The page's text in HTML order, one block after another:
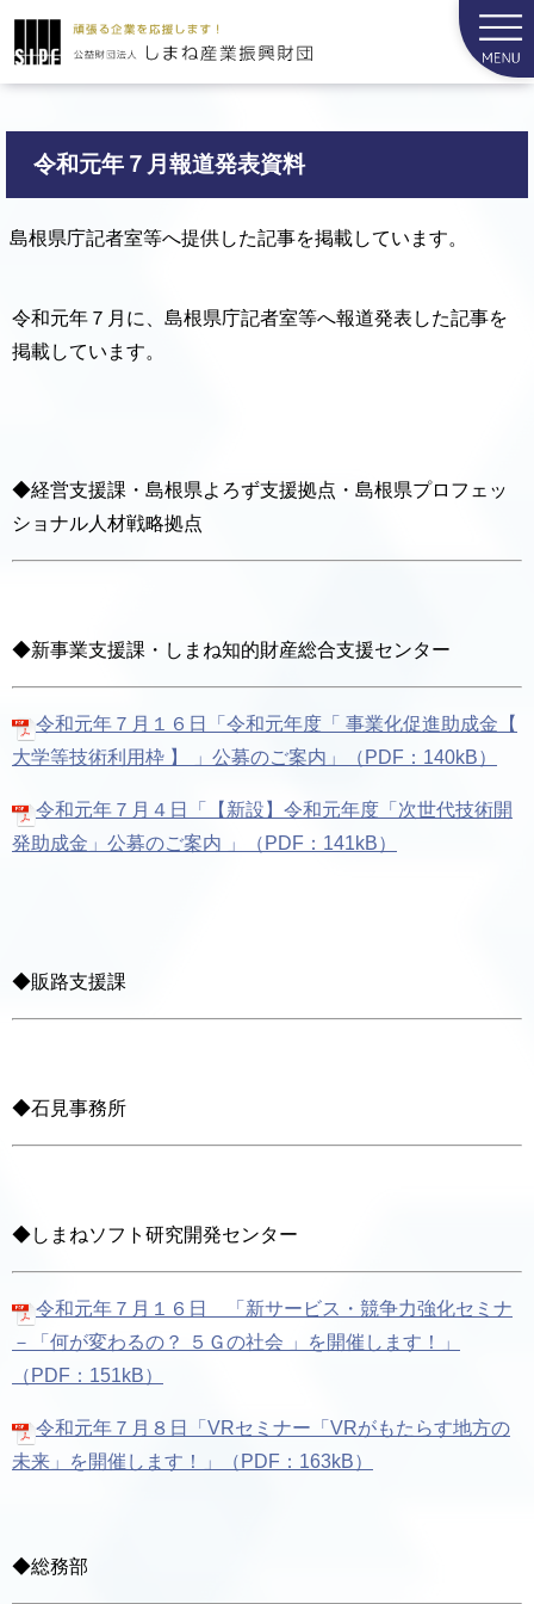
令和元年７月報道発表資料
島根県庁記者室等へ提供した記事を掲載しています。
令和元年７月に、島根県庁記者室等へ報道発表した記事を
掲載しています。
◆経営支援課・島根県よろず支援拠点・島根県プロフェッ
ショナル人材戦略拠点
◆新事業支援課・しまね知的財産総合支援センター
令和元年７月１６日「令和元年度「 事業化促進助成金【
大学等技術利用枠 】 」公募のご案内」（PDF：140kB）
令和元年７月４日「【新設】令和元年度「次世代技術開
発助成金」公募のご案内 」（PDF：141kB）
◆販路支援課
◆石見事務所
◆しまねソフト研究開発センター
令和元年７月１６日 「新サービス・競争力強化セミナ
－「何が変わるの？ ５Ｇの社会 」を開催します！」
（PDF：151kB）
令和元年７月８日「VRセミナー「VRがもたらす地方の
未来」を開催します！」（PDF：163kB）
◆総務部